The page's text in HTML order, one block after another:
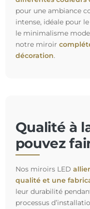
pour une ambiance
intense, idéale pour
le minimalisme
notre miroir
décoration.
Qualité à
pouvez
Nos miroirs LED
qualité et une
leur durabilité
processus